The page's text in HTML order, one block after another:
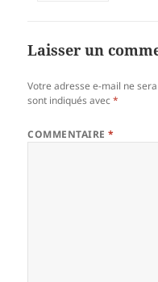
Laisser un
Votre adresse e-mail ne
sont indiqués avec*
COMMENTAIRE*